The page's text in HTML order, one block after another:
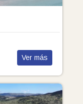
Ver más